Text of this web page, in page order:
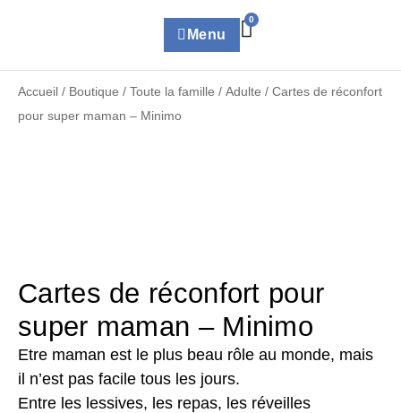
Menu
0
Accueil / Boutique / Toute la famille / Adulte / Cartes de réconfort
pour super maman – Minimo
Cartes de réconfort pour
super maman – Minimo
Etre maman est le plus beau rôle au monde, mais
il n’est pas facile tous les jours.
Entre les lessives, les repas, les réveilles